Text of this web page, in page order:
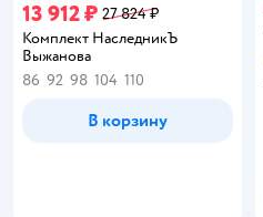
13 912 ₽ 27 824 ₽
Комплект НаследникЪ
Выжанова
86 92 98 104 110
В корзину